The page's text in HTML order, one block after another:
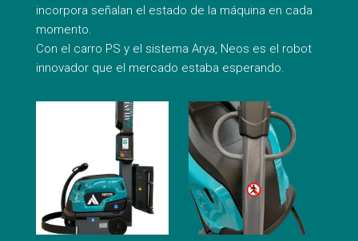
incorpora señalan el estado de la máquina en cada
momento.
Con el carro PS y el sistema Arya, Neos es el robot
innovador que el mercado estaba esperando.